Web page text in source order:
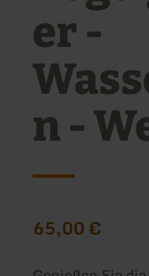
er -
n -
65,00 €